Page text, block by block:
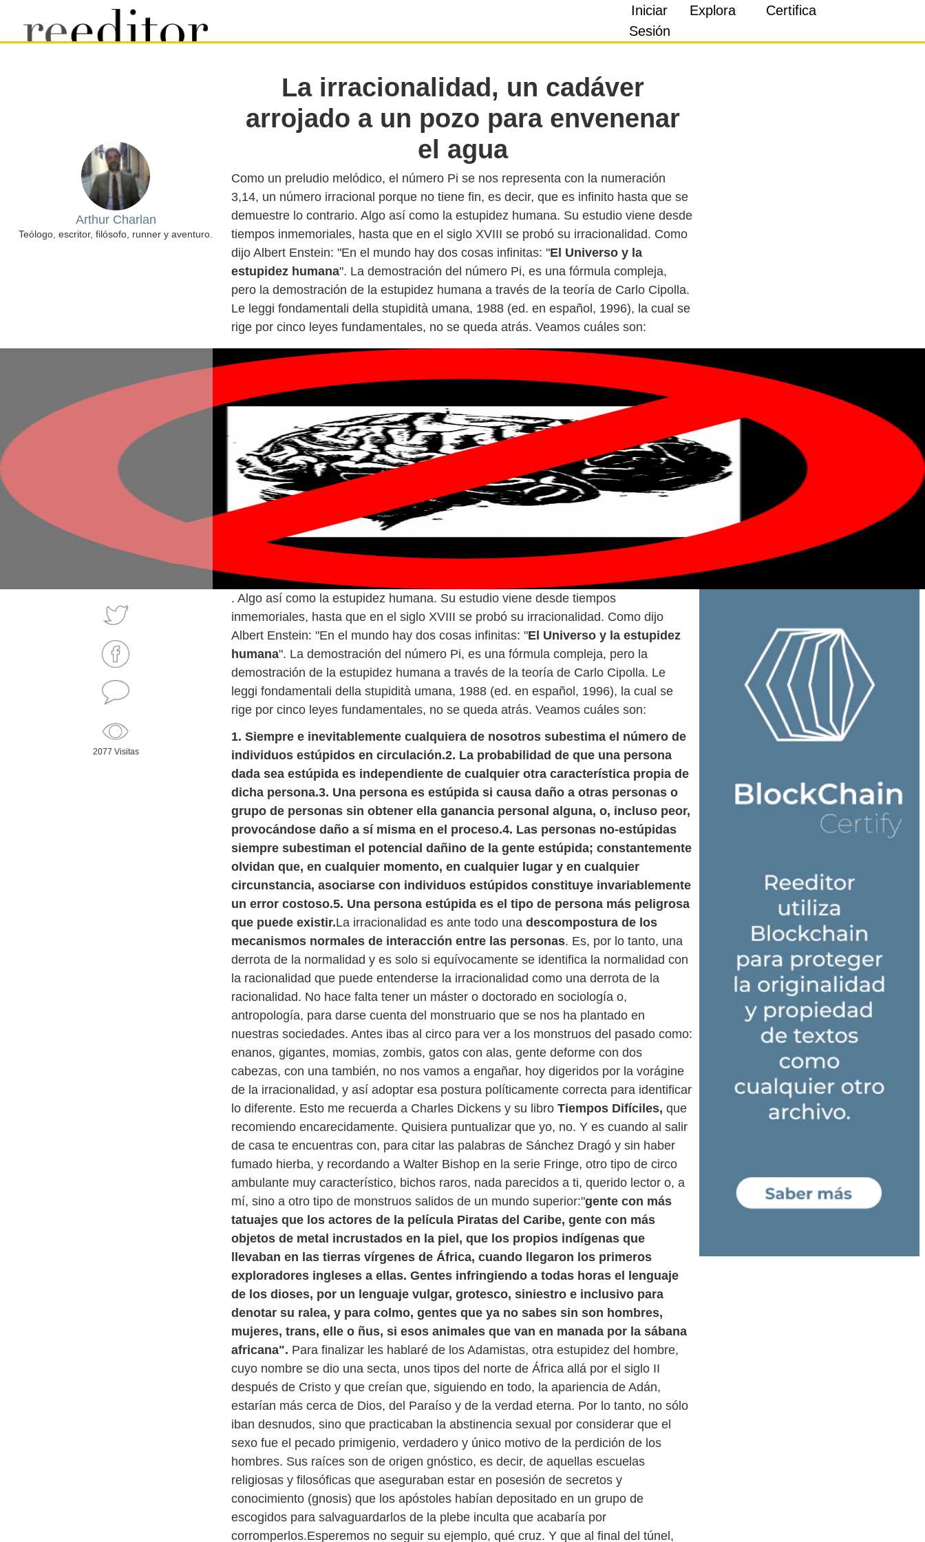
Iniciar
Sesión
Explora Certifica
Arthur Charlan
Teólogo, escritor, filósofo, runner y aventuro.
La irracionalidad, un cadáver
arrojado a un pozo para envenenar
el agua
Como un preludio melódico, el número Pi se nos representa con la numeración
3,14, un número irracional porque no tiene fin, es decir, que es infinito hasta que se
demuestre lo contrario. Algo así como la estupidez humana. Su estudio viene desde
tiempos inmemoriales, hasta que en el siglo XVIII se probó su irracionalidad. Como
dijo Albert Enstein: "En el mundo hay dos cosas infinitas: "El Universo y la
estupidez humana". La demostración del número Pi, es una fórmula compleja,
pero la demostración de la estupidez humana a través de la teoría de Carlo Cipolla.
Le leggi fondamentali della stupidità umana, 1988 (ed. en español, 1996), la cual se
2077 Visitas
. Algo así como la estupidez humana. Su estudio viene desde tiempos
inmemoriales, hasta que en el siglo XVIII se probó su irracionalidad. Como dijo
Albert Enstein: "En el mundo hay dos cosas infinitas: "El Universo y la estupidez
humana". La demostración del número Pi, es una fórmula compleja, pero la
demostración de la estupidez humana a través de la teoría de Carlo Cipolla. Le
leggi fondamentali della stupidità umana, 1988 (ed. en español, 1996), la cual se
rige por cinco leyes fundamentales, no se queda atrás. Veamos cuáles son:
1. Siempre e inevitablemente cualquiera de nosotros subestima el número de
individuos estúpidos en circulación.2. La probabilidad de que una persona
dada sea estúpida es independiente de cualquier otra característica propia de
dicha persona.3. Una persona es estúpida si causa daño a otras personas o
grupo de personas sin obtener ella ganancia personal alguna, o, incluso peor,
provocándose daño a sí misma en el proceso.4. Las personas no-estúpidas
siempre subestiman el potencial dañino de la gente estúpida; constantemente
olvidan que, en cualquier momento, en cualquier lugar y en cualquier
circunstancia, asociarse con individuos estúpidos constituye invariablemente
un error costoso.5. Una persona estúpida es el tipo de persona más peligrosa
que puede existir.La irracionalidad es ante todo una descompostura de los
mecanismos normales de interacción entre las personas. Es, por lo tanto, una
derrota de la normalidad y es solo si equívocamente se identifica la normalidad con
la racionalidad que puede entenderse la irracionalidad como una derrota de la
racionalidad. No hace falta tener un máster o doctorado en sociología o,
antropología, para darse cuenta del monstruario que se nos ha plantado en
nuestras sociedades. Antes ibas al circo para ver a los monstruos del pasado como:
enanos, gigantes, momias, zombis, gatos con alas, gente deforme con dos
cabezas, con una también, no nos vamos a engañar, hoy digeridos por la vorágine
de la irracionalidad, y así adoptar esa postura políticamente correcta para identificar
lo diferente. Esto me recuerda a Charles Dickens y su libro Tiempos Difíciles, que
recomiendo encarecidamente. Quisiera puntualizar que yo, no. Y es cuando al salir
de casa te encuentras con, para citar las palabras de Sánchez Dragó y sin haber
fumado hierba, y recordando a Walter Bishop en la serie Fringe, otro tipo de circo
ambulante muy característico, bichos raros, nada parecidos a ti, querido lector o, a
mí, sino a otro tipo de monstruos salidos de un mundo superior:"gente con más
tatuajes que los actores de la película Piratas del Caribe, gente con más
objetos de metal incrustados en la piel, que los propios indígenas que
llevaban en las tierras vírgenes de África, cuando llegaron los primeros
exploradores ingleses a ellas. Gentes infringiendo a todas horas el lenguaje
de los dioses, por un lenguaje vulgar, grotesco, siniestro e inclusivo para
denotar su ralea, y para colmo, gentes que ya no sabes sin son hombres,
mujeres, trans, elle o ñus, si esos animales que van en manada por la sábana
africana". Para finalizar les hablaré de los Adamistas, otra estupidez del hombre,
cuyo nombre se dio una secta, unos tipos del norte de África allá por el siglo II
después de Cristo y que creían que, siguiendo en todo, la apariencia de Adán,
estarían más cerca de Dios, del Paraíso y de la verdad eterna. Por lo tanto, no sólo
iban desnudos, sino que practicaban la abstinencia sexual por considerar que el
sexo fue el pecado primigenio, verdadero y único motivo de la perdición de los
hombres. Sus raíces son de origen gnóstico, es decir, de aquellas escuelas
religiosas y filosóficas que aseguraban estar en posesión de secretos y
conocimiento (gnosis) que los apóstoles habían depositado en un grupo de
escogidos para salvaguardarlos de la plebe inculta que acabaría por
corromperlos.Esperemos no seguir su ejemplo, qué cruz. Y que al final del túnel,